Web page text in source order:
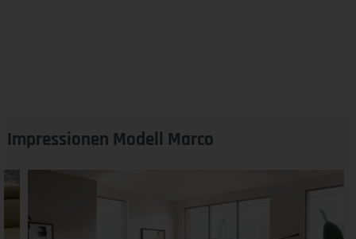
Impressionen Modell Marco